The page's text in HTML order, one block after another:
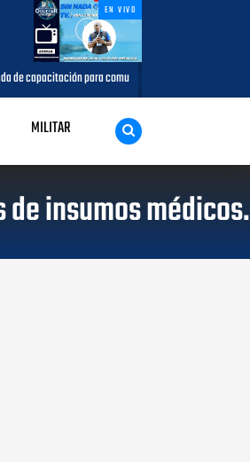
EN VIVO
para comunicadores del municipio
MILITAR
insumos médicos.